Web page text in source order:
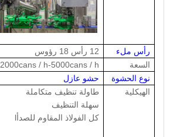
رأس ملء 12 رأس 18 رؤوس
السعة
2000cans / h-5000cans / h
نوع الحشوة
حشو عازل
الهيكلية
طاولة تنظيف متكاملة
سهلة التنظيف
كل الفولاذ المقاوم للصدأl